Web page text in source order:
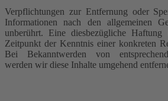
Verpflichtungen zur Entfernung oder
Informationen nach den allgemeinen
unberührt. Eine diesbezügliche
Zeitpunkt der Kenntnis einer konkreten
Bei Bekanntwerden von
werden wir diese Inhalte umgehend